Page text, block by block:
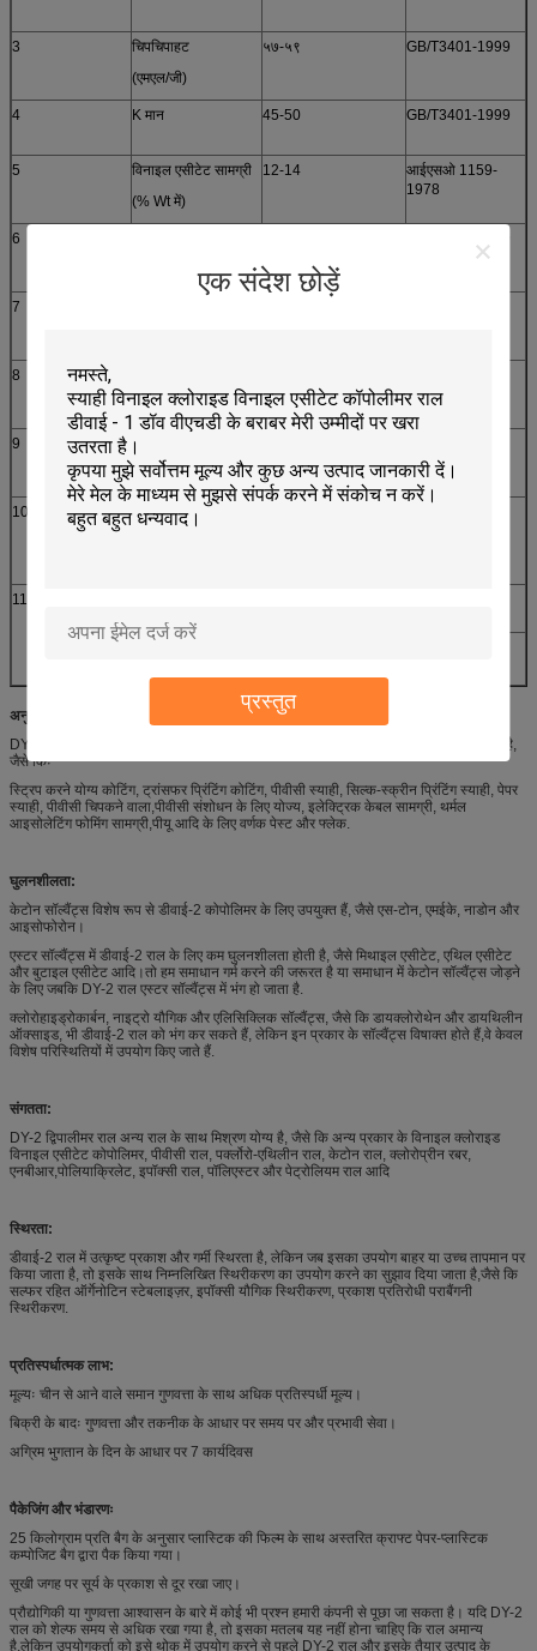
एक संदेश छोड़ें
प्रस्तुत
3
चिपचिपाहट
(एमएल/जी)
५७-५९ GB/T3401-1999
4 K मान 45-50 GB/T3401-1999
5
विनाइल एसीटेट सामग्री
(% Wt में)
12-14
आईएसओ 1159-
1978
6
7
8
(g/ml)
9
अशुद्धता कण संख्या
(बीज/100 ग्राम)
10
घुलनशीलता
11
अनुप्रयोग:
DY-2 राल को कोटिंग्स, स्याही, चिपकने वाले और अन्य क्षेत्रों में व्यापक रूप से लागू किया जा सकता है,
जैसे किः
स्ट्रिप करने योग्य कोटिंग, ट्रांसफर प्रिंटिंग कोटिंग, पीवीसी स्याही, सिल्क-स्क्रीन प्रिंटिंग स्याही, पेपर
स्याही, पीवीसी चिपकने वाला,पीवीसी संशोधन के लिए योज्य, इलेक्ट्रिक केबल सामग्री, थर्मल
आइसोलेटिंग फोमिंग सामग्री,पीयू आदि के लिए वर्णक पेस्ट और फ्लेक.
घुलनशीलता:
केटोन सॉल्वैंट्स विशेष रूप से डीवाई-2 कोपोलिमर के लिए उपयुक्त हैं, जैसे एस-टोन, एमईके, नाडोन और
आइसोफोरोन।
एस्टर सॉल्वैंट्स में डीवाई-2 राल के लिए कम घुलनशीलता होती है, जैसे मिथाइल एसीटेट, एथिल एसीटेट
और बुटाइल एसीटेट आदि।तो हम समाधान गर्म करने की जरूरत है या समाधान में केटोन सॉल्वैंट्स जोड़ने
के लिए जबकि DY-2 राल एस्टर सॉल्वैंट्स में भंग हो जाता है.
क्लोरोहाइड्रोकार्बन, नाइट्रो यौगिक और एलिसिक्लिक सॉल्वैंट्स, जैसे कि डायक्लोरोथेन और डायथिलीन
ऑक्साइड, भी डीवाई-2 राल को भंग कर सकते हैं, लेकिन इन प्रकार के सॉल्वैंट्स विषाक्त होते हैं,वे केवल
विशेष परिस्थितियों में उपयोग किए जाते हैं.
संगतता:
DY-2 द्विपालीमर राल अन्य राल के साथ मिश्रण योग्य है, जैसे कि अन्य प्रकार के विनाइल क्लोराइड
विनाइल एसीटेट कोपोलिमर, पीवीसी राल, पर्क्लोरो-एथिलीन राल, केटोन राल, क्लोरोप्रीन रबर,
एनबीआर,पोलियाक्रिलेट, इपॉक्सी राल, पॉलिएस्टर और पेट्रोलियम राल आदि
स्थिरता:
डीवाई-2 राल में उत्कृष्ट प्रकाश और गर्मी स्थिरता है, लेकिन जब इसका उपयोग बाहर या उच्च तापमान पर
किया जाता है, तो इसके साथ निम्नलिखित स्थिरीकरण का उपयोग करने का सुझाव दिया जाता है,जैसे कि
सल्फर रहित ऑर्गेनोटिन स्टेबलाइज़र, इपॉक्सी यौगिक स्थिरीकरण, प्रकाश प्रतिरोधी पराबैंगनी
स्थिरीकरण.
प्रतिस्पर्धात्मक लाभ:
मूल्यः चीन से आने वाले समान गुणवत्ता के साथ अधिक प्रतिस्पर्धी मूल्य।
बिक्री के बादः गुणवत्ता और तकनीक के आधार पर समय पर और प्रभावी सेवा।
अग्रिम भुगतान के दिन के आधार पर 7 कार्यदिवस
पैकेजिंग और भंडारणः
25 किलोग्राम प्रति बैग के अनुसार प्लास्टिक की फिल्म के साथ अस्तरित क्राफ्ट पेपर-प्लास्टिक
कम्पोजिट बैग द्वारा पैक किया गया।
सूखी जगह पर सूर्य के प्रकाश से दूर रखा जाए।
प्रौद्योगिकी या गुणवत्ता आश्वासन के बारे में कोई भी प्रश्न हमारी कंपनी से पूछा जा सकता है। यदि DY-2
राल को शेल्फ समय से अधिक रखा गया है, तो इसका मतलब यह नहीं होना चाहिए कि राल अमान्य
है,लेकिन उपयोगकर्ता को इसे थोक में उपयोग करने से पहले DY-2 राल और इसके तैयार उत्पाद के